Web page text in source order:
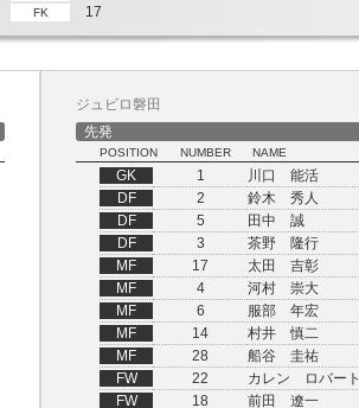
FK 17
ジュビロ磐田
先発
POSITION NUMBER NAME
GK 1
川口 能活
DF
2
鈴木 秀人
DF
5
田中 誠
DF
3
茶野 隆行
MF
17
太田 吉彰
MF
4
河村 崇大
MF
6
服部 年宏
MF
14
村井 慎二
MF
28
船谷 圭祐
FW
22
カレン ロバート
FW
18
前田 遼一